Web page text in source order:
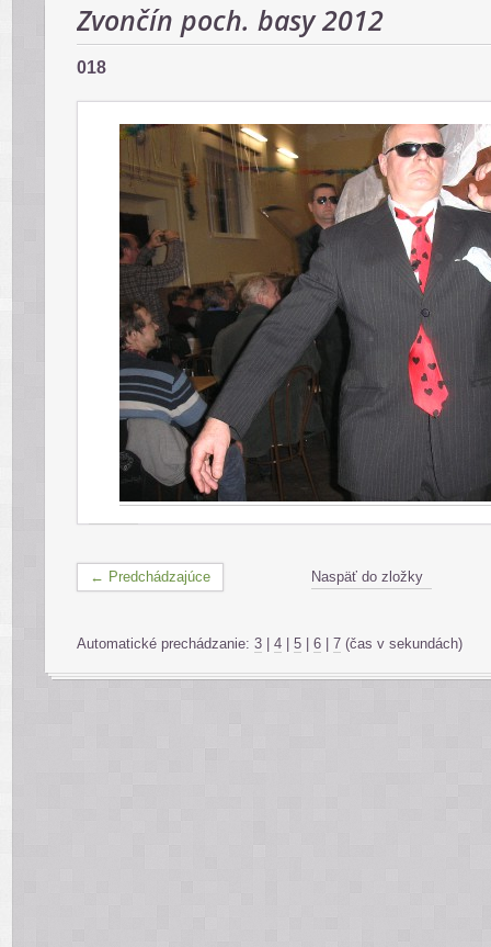
Zvončín poch. basy 2012
018
← Predchádzajúce Naspäť do zložky
Automatické prechádzanie: 3 4 5 6 7 (čas v sekundách)